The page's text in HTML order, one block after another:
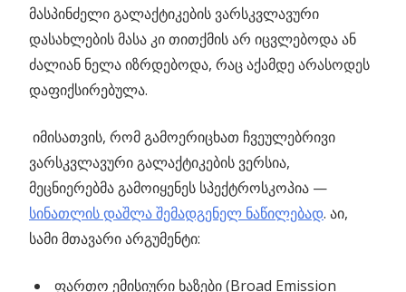
მასპინძელი გალაქტიკების ვარსკვლავური
დასახლების მასა კი თითქმის არ იცვლებოდა ან
ძალიან ნელა იზრდებოდა, რაც აქამდე არასოდეს
დაფიქსირებულა.
იმისათვის, რომ გამოერიცხათ ჩვეულებრივი
ვარსკვლავური გალაქტიკების ვერსია,
მეცნიერებმა გამოიყენეს სპექტროსკოპია —
სინათლის დაშლა შემადგენელ ნაწილებად. აი,
სამი მთავარი არგუმენტი:
ფართო ემისიური ხაზები (Broad Emission